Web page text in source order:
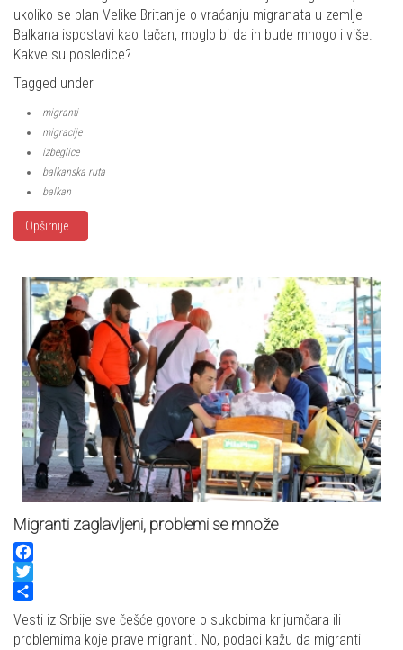
ukoliko se plan Velike Britanije o vraćanju migranata u zemlje
Balkana ispostavi kao tačan, moglo bi da ih bude mnogo i više.
Kakve su posledice?
Tagged under
migranti
migracije
izbeglice
balkanska ruta
balkan
Opširnije...
Migranti zaglavljeni, problemi se množe
Facebook
Twitter
Share
Vesti iz Srbije sve češće govore o sukobima krijumčara ili
problemima koje prave migranti. No, podaci kažu da migranti